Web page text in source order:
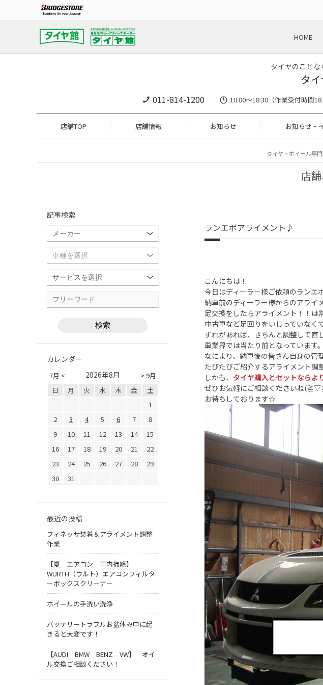
HOME
タイヤのこと
タ
011-814-1200 10:00～18:30（作業受付時間18
店舗TOP 店舗情報 お知らせ お知らせ・
タイヤ・ホイール専
店
ランエボアライメント♪
こんにちは！
今日はディーラー様ご依頼のラン
納車前のディーラー様からのアライ
足交換をしたらアライメント！！は
中古車など足回りをいじっていなく
ずれがあれば、きちんと調整して直
車業界では当たり前となっています。
なにより、納車後の皆さん自身の管
たびたびご紹介するアライメント
しかも、 タイヤ購入とセットなら
ぜひお気軽にご相談くださいね
お待ちしております☆
記事検索
カレンダー
7月 < > 9月
2026年8月
日 月 火 水 木 金
土
1
2
3 4 5 6 7
8
9
10 11 12 13 14
15
16
17 18 19 20 21
22
23
24 25 26 27 28
29
30
31
最近の投稿
フィネッサ装着＆アライメント調整
作業
【夏 エアコン 車内掃除】
WURTH（ウルト）エアコンフィルタ
ーボックスクリーナー
ホイールの手洗い洗浄
バッテリートラブルお盆休み中に起
きると大変です！
【AUDI BMW BENZ VW】 オイ
ル交換ご相談ください！